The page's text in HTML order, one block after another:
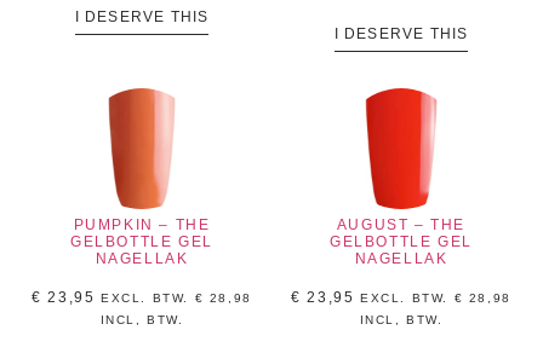
I DESERVE THIS
I DESERVE THIS
PUMPKIN – THE
GELBOTTLE GEL
NAGELLAK
€ 23,95 EXCL. BTW. € 28,98
INCL, BTW.
AUGUST – THE
GELBOTTLE GEL
NAGELLAK
€ 23,95 EXCL. BTW. € 28,98
INCL, BTW.